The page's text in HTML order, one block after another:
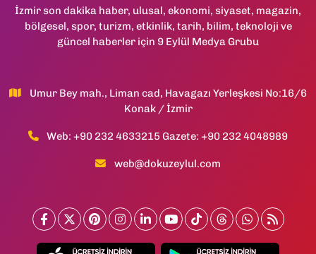
İzmir son dakika haber, ulusal, ekonomi, siyaset, magazin,
bölgesel, spor, turizm, etkinlik, tarih, bilim, teknoloji ve
güncel haberler için 9 Eylül Medya Grubu
Umur Bey mah., Liman cad, Havagazı Yerleşkesi No:16/6
Konak / İzmir
Web: +90 232 4633215 Gazete: +90 232 4048989
web@dokuzeylul.com